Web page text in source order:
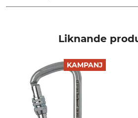
Brottlast horisontell
Konstruktionsform
Liknande
KAMPANJ